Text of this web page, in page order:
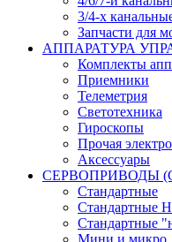
3/4-х
Запчасти для
АППАРАТУРА
Комплекты
Приемники
Телеметрия
Светотехника
Гироскопы
Прочая
Аксессуары
СЕРВОПРИВОДЫ
Стандартные
Стандартные
Стандартные
Мини и микро